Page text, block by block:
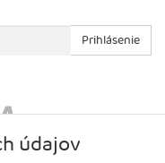
Prihlásenie
údajov